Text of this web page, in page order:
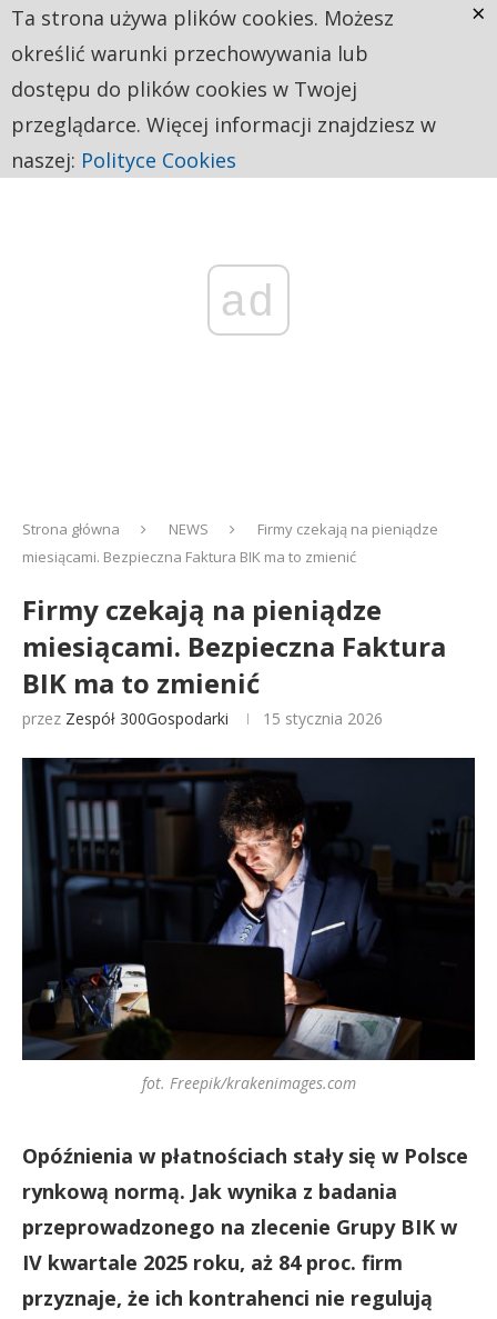
ad
Strona główna NEWS
Firmy czekają na pieniądze
miesiącami. Bezpieczna Faktura BIK ma to zmienić
Firmy czekają na pieniądze
miesiącami. Bezpieczna Faktura
BIK ma to zmienić
przez Zespół 300Gospodarki 15 stycznia 2026
fot. Freepik/krakenimages.com
Opóźnienia w płatnościach stały się w Polsce
rynkową normą. Jak wynika z badania
przeprowadzonego na zlecenie Grupy BIK w
IV kwartale 2025 roku, aż 84 proc. firm
przyznaje, że ich kontrahenci nie regulują
Ta strona używa plików cookies. Możesz
określić warunki przechowywania lub
dostępu do plików cookies w Twojej
przeglądarce. Więcej informacji znajdziesz w
naszej: Polityce Cookies
×